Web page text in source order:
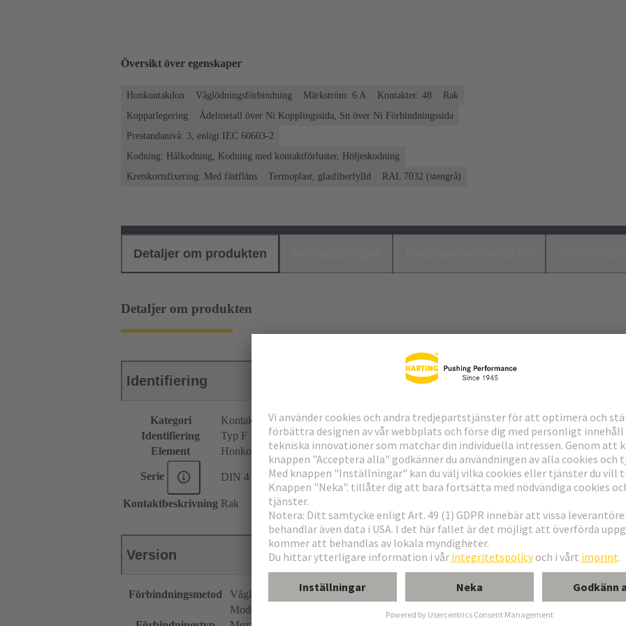
Översikt över egenskaper
Honkontakdon Våglödningsförbindning Märkström: ‌6 A Kontakter: 48
Rak
Kopparlegering
Ädelmetall över Ni Kopplingssida, Sn över Ni Förbindningssida
Prestandanivå: 3, enligt IEC 60603-2
Kodning: Hålkodning, Kodning med kontaktförluster, Höljeskodning
Kretskortsfixering: Med fästfläns
Termoplast, glasfiberfylld RAL 7032 (stengrå)
Detaljer om produkten
Detaljer om produkten
Identifiering
Kategori
Kontaktdon
Identifiering
Typ F
Element
Honkontakdon
Serie DIN 41612
Kontaktbeskrivning Rak
Version
Förbindningsmetod Våglödningsförbindning
Moderkort till dotterkort